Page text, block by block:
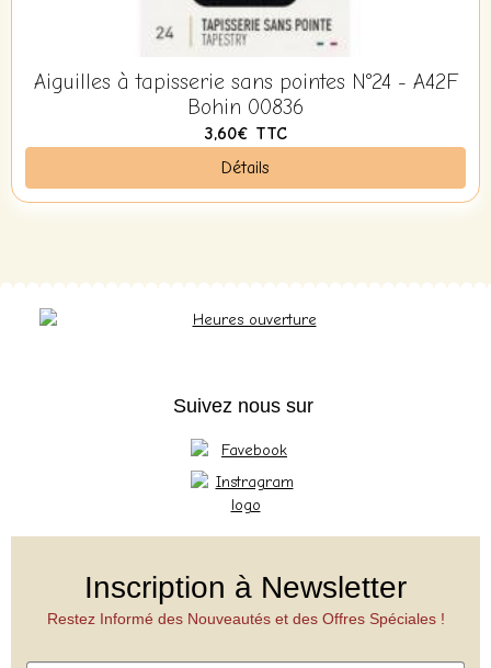
Aiguilles à tapisserie sans pointes N°24 - A42F
Bohin 00836
3,60€ TTC
Détails
Suivez nous sur
Inscription à Newsletter
Restez Informé des Nouveautés et des Offres Spéciales !